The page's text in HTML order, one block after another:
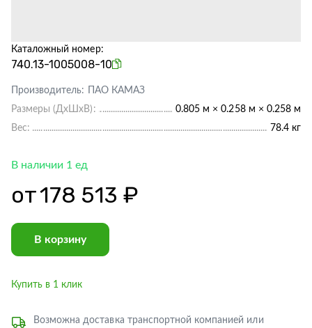
Каталожный номер:
740.13-1005008-10
Производитель:
ПАО КАМАЗ
Размеры (ДхШхВ):
0.805 м × 0.258 м × 0.258 м
Вес:
78.4 кг
В наличии 1 ед
от178 513 ₽
В корзину
Купить в 1 клик
Возможна доставка транспортной компанией или